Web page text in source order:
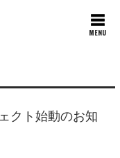
MENU
クト始動のお知